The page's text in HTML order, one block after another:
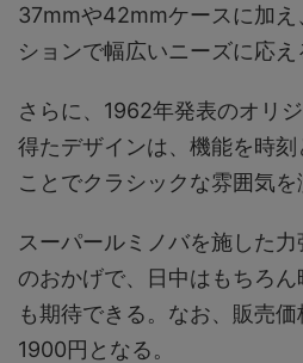
37mmや42mmケースに加え
ションで幅広いニーズに応え
さらに、1962年発表のオリ
得たデザインは、機能を時
ことでクラシックな雰囲気を
スーパールミノバを施した
のおかげで、日中はもちろ
も期待できる。なお、販売
1900円となる。